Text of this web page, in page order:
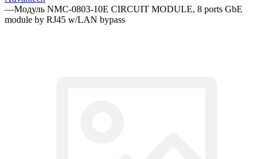
—Модуль NMC-0803-10E CIRCUIT MODULE, 8 ports GbE
module by RJ45 w/LAN bypass